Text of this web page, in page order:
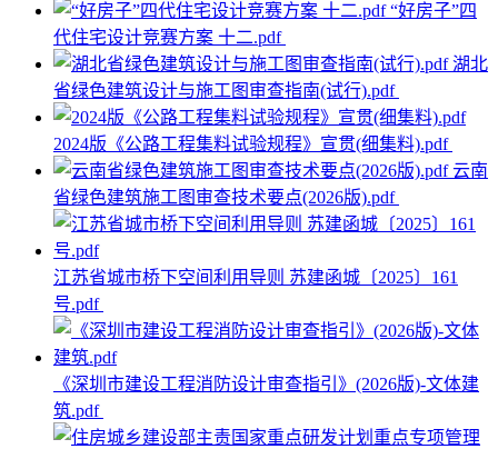
“好房子”四
代住宅设计竞赛方案 十二.pdf
湖北
省绿色建筑设计与施工图审查指南(试行).pdf
2024版《公路工程集料试验规程》宣贯(细集料).pdf
云南
省绿色建筑施工图审查技术要点(2026版).pdf
江苏省城市桥下空间利用导则 苏建函城〔2025〕161
号.pdf
《深圳市建设工程消防设计审查指引》(2026版)-文体建
筑.pdf